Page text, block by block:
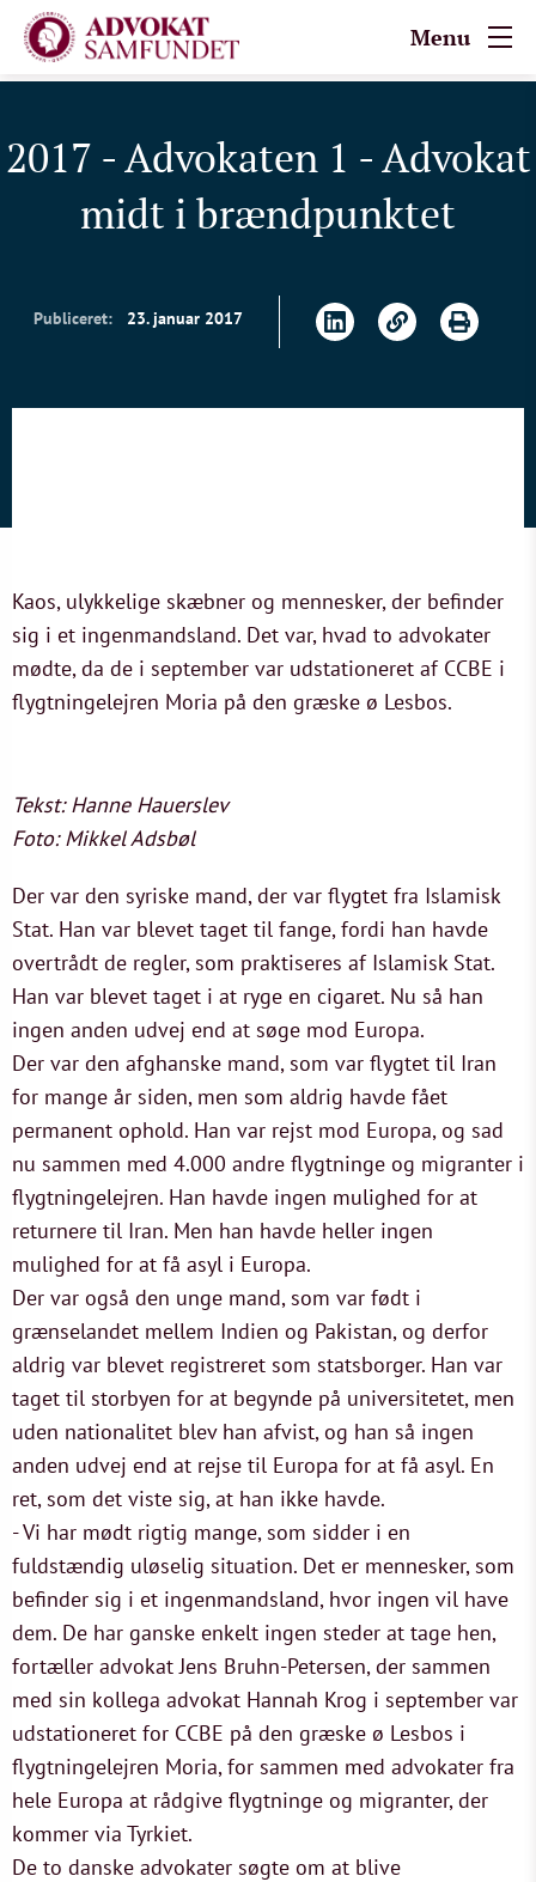
Menu
2017 - Advokaten 1 - Advokat
midt i brændpunktet
Publiceret: 23. januar 2017
Kaos, ulykkelige skæbner og mennesker, der befinder
sig i et ingenmandsland. Det var, hvad to advokater
mødte, da de i september var udstationeret af CCBE i
flygtningelejren Moria på den græske ø Lesbos.
Tekst: Hanne Hauerslev
Foto: Mikkel Adsbøl
Der var den syriske mand, der var flygtet fra Islamisk
Stat. Han var blevet taget til fange, fordi han havde
overtrådt de regler, som praktiseres af Islamisk Stat.
Han var blevet taget i at ryge en cigaret. Nu så han
ingen anden udvej end at søge mod Europa.
Der var den afghanske mand, som var flygtet til Iran
for mange år siden, men som aldrig havde fået
permanent ophold. Han var rejst mod Europa, og sad
nu sammen med 4.000 andre flygtninge og migranter i
flygtningelejren. Han havde ingen mulighed for at
returnere til Iran. Men han havde heller ingen
mulighed for at få asyl i Europa.
Der var også den unge mand, som var født i
grænselandet mellem Indien og Pakistan, og derfor
aldrig var blevet registreret som statsborger. Han var
taget til storbyen for at begynde på universitetet, men
uden nationalitet blev han afvist, og han så ingen
anden udvej end at rejse til Europa for at få asyl. En
ret, som det viste sig, at han ikke havde.
- Vi har mødt rigtig mange, som sidder i en
fuldstændig uløselig situation. Det er mennesker, som
befinder sig i et ingenmandsland, hvor ingen vil have
dem. De har ganske enkelt ingen steder at tage hen,
fortæller advokat Jens Bruhn-Petersen, der sammen
med sin kollega advokat Hannah Krog i september var
udstationeret for CCBE på den græske ø Lesbos i
flygtningelejren Moria, for sammen med advokater fra
hele Europa at rådgive flygtninge og migranter, der
kommer via Tyrkiet.
De to danske advokater søgte om at blive